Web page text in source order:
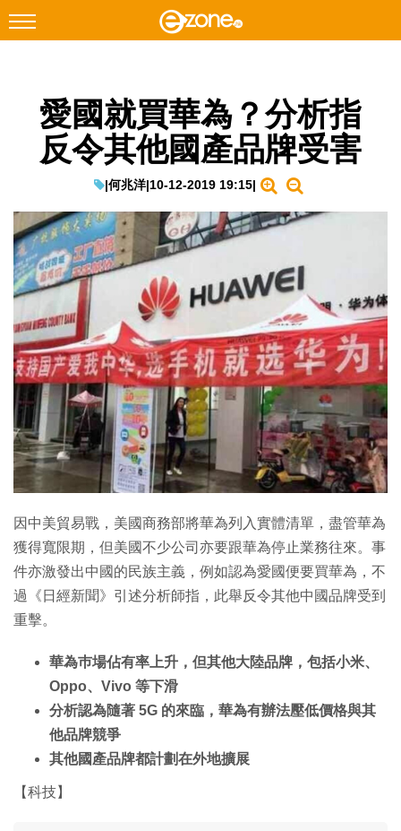
Facebook Instagram
科技焦點
遊戲動漫
教學評測
EduTech
IT Times
生成式AI與雲端應用
Enterprise Digital Transformation
特集
愛國就買華為？分析指
反令其他國產品牌受害
|何兆洋|10-12-2019 19:15|
因中美貿易戰，美國商務部將華為列入實體清單，盡管華為
獲得寬限期，但美國不少公司亦要跟華為停止業務往來。事
件亦激發出中國的民族主義，例如認為愛國便要買華為，不
過《日經新聞》引述分析師指，此舉反令其他中國品牌受到
重擊。
華為巿場佔有率上升，但其他大陸品牌，包括小米、
Oppo、Vivo 等下滑
分析認為隨著 5G 的來臨，華為有辦法壓低價格與其
他品牌競爭
其他國產品牌都計劃在外地擴展
【科技】